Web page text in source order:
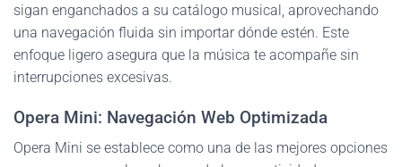
sigan enganchados a su catálogo musical, aprovechando
una navegación fluida sin importar dónde estén. Este
enfoque ligero asegura que la música te acompañe sin
interrupciones excesivas.
Opera Mini: Navegación Web Optimizada
Opera Mini se establece como una de las mejores opciones